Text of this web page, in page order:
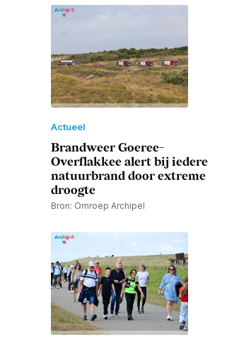
Actueel
Brandweer Goeree-
Overflakkee alert bij iedere
natuurbrand door extreme
droogte
Bron: Omroep Archipel